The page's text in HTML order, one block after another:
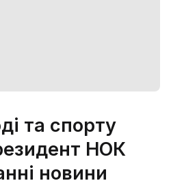
та спорту
НОК
новини